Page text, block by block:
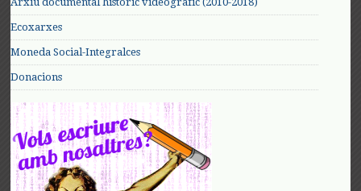
Ecoxarxes
Moneda Social-Integralces
Donacions